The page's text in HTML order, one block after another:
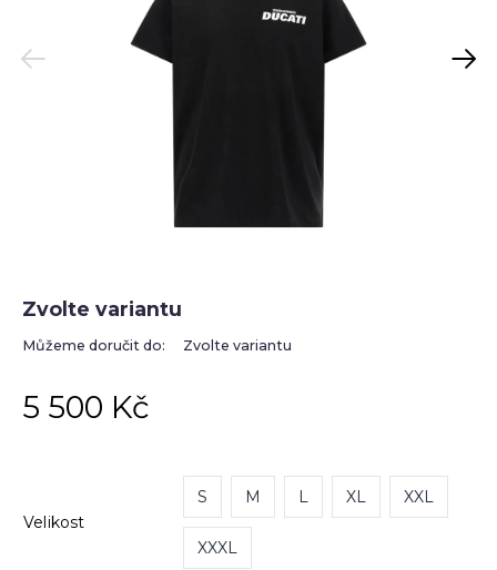
Previous Next
Velikost
S M L XL XXL
XXXL
5 500 Kč
Zvolte variantu
Můžeme doručit do: Zvolte variantu